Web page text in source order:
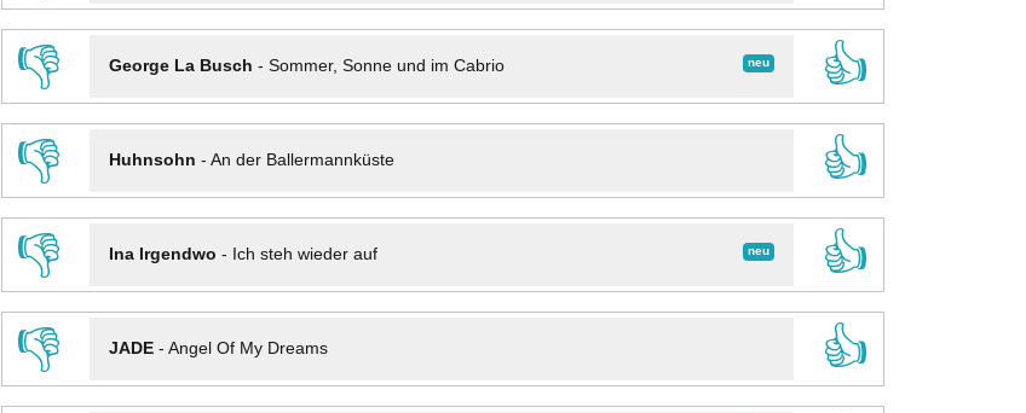
👎
neu
George La Busch - Sommer, Sonne und im Cabrio
👍
👎
Huhnsohn - An der Ballermannküste
👍
👎
neu
Ina Irgendwo - Ich steh wieder auf
👍
👎
JADE- Angel Of My Dreams
👍